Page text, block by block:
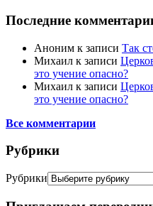
Последние
Аноним к записи Так
Михаил к записи
это учение опасно?
Михаил к записи
это учение опасно?
Все комментарии
Рубрики
Рубрики